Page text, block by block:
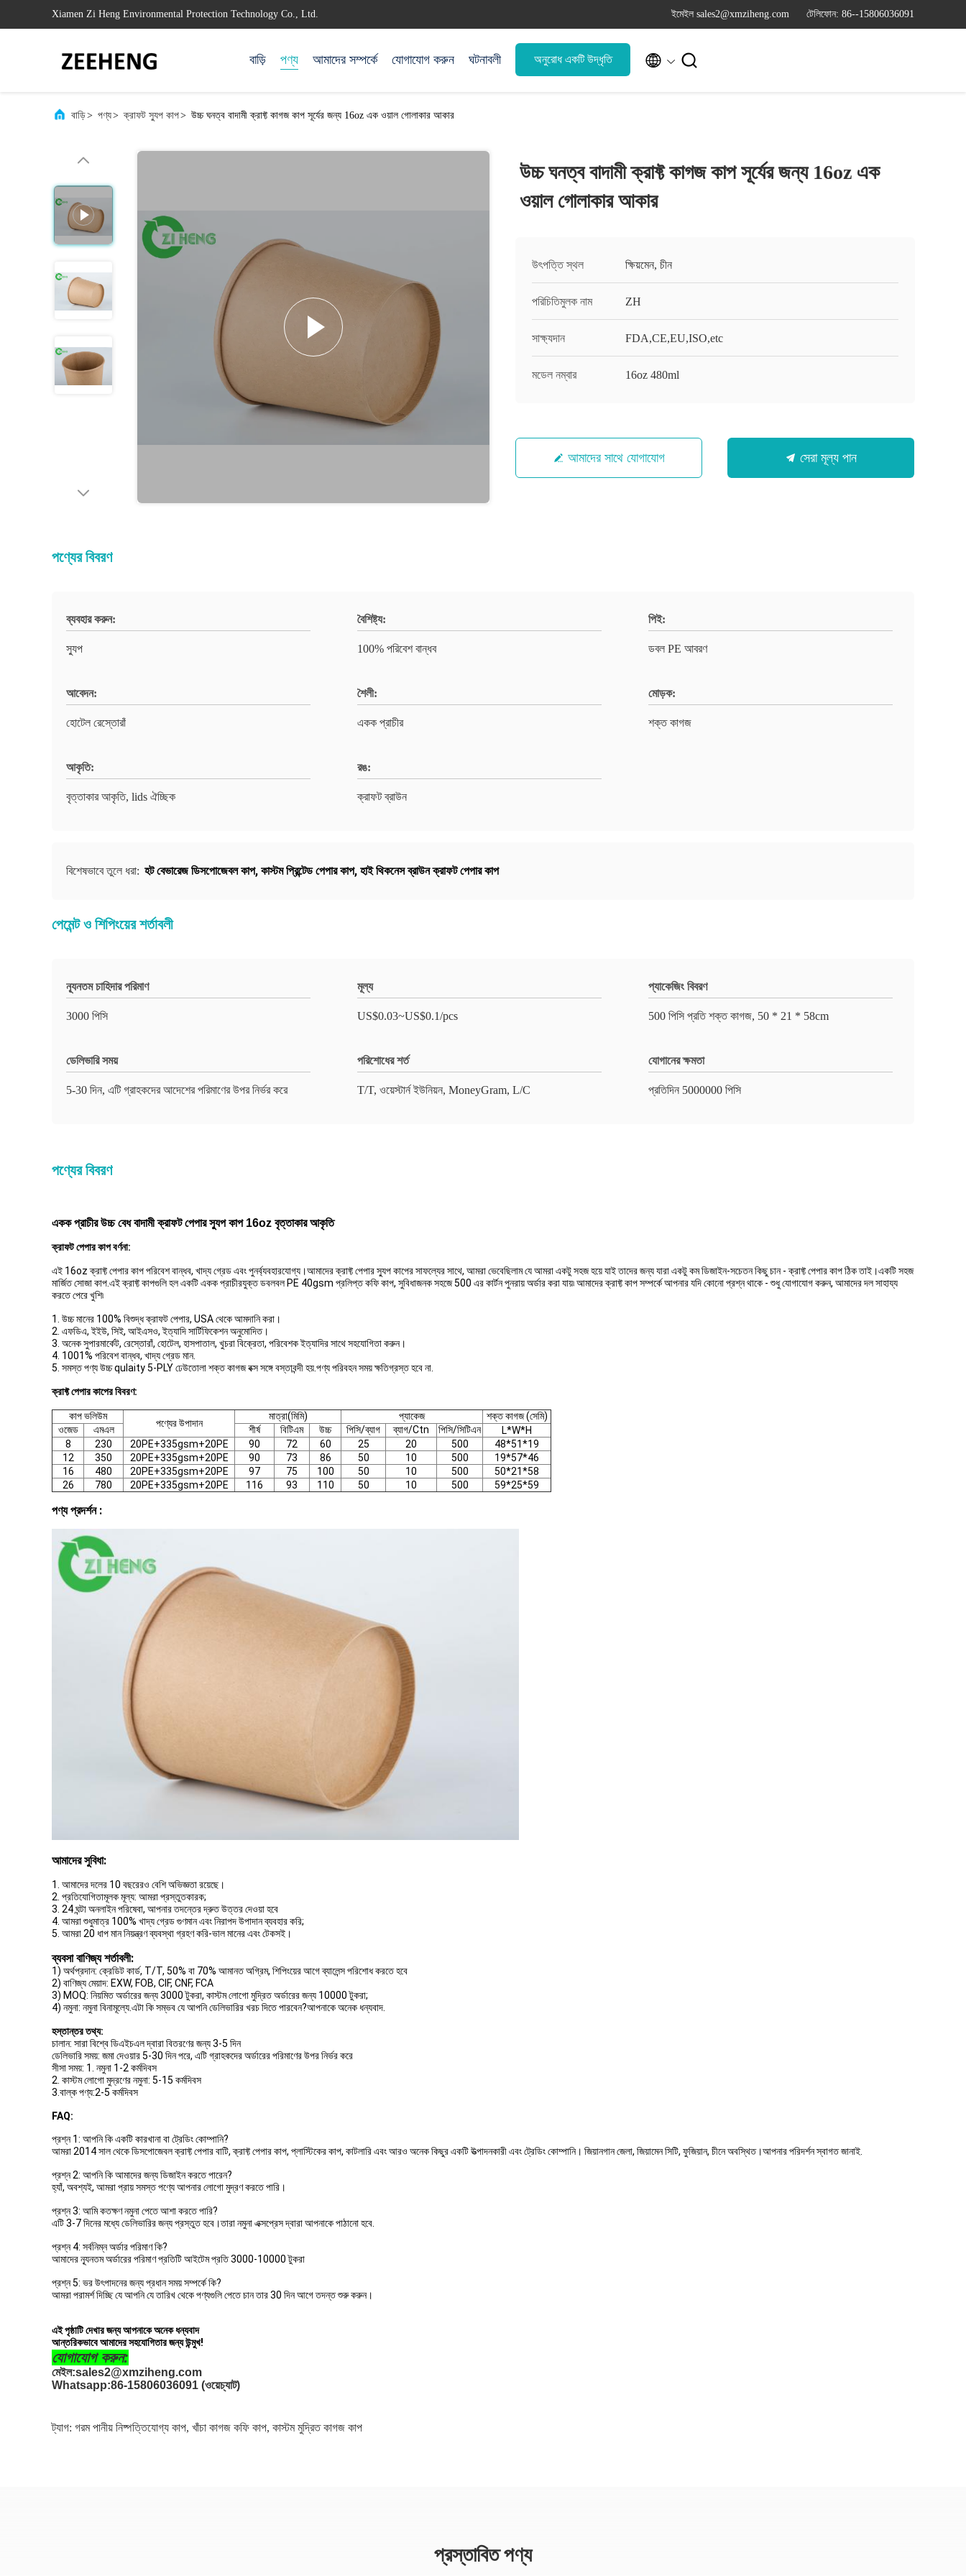
Xiamen Zi Heng Environmental Protection Technology Co., Ltd. ইমেইল sales2@xmziheng.com টেলিফোন: 86--15806036091
বাড়ি পণ্য আমাদের সম্পর্কে যোগাযোগ করুন ঘটনাবলী অনুরোধ একটি উদ্ধৃতি  
বাড়ি> পণ্য> ক্রাফট স্যুপ কাপ> উচ্চ ঘনত্ব বাদামী ক্রাফ্ট কাগজ কাপ সূর্যের জন্য 16oz এক ওয়াল গোলাকার আকার
উচ্চ ঘনত্ব বাদামী ক্রাফ্ট কাগজ কাপ সূর্যের জন্য 16oz এক
ওয়াল গোলাকার আকার
উৎপত্তি স্থল ক্ষিয়মেন, চীন
পরিচিতিমুলক নাম ZH
সাক্ষ্যদান FDA,CE,EU,ISO,etc
মডেল নম্বার 16oz 480ml
আমাদের সাথে যোগাযোগ সেরা মূল্য পান
পণ্যের বিবরণ
ব্যবহার করুন:
স্যুপ
বৈশিষ্ট্য:
100% পরিবেশ বান্ধব
পিই:
ডবল PE আবরণ
আবেদন:
হোটেল রেস্তোরাঁ
শৈলী:
একক প্রাচীর
মোড়ক:
শক্ত কাগজ
আকৃতি:
বৃত্তাকার আকৃতি, lids ঐচ্ছিক
রঙ:
ক্রাফট ব্রাউন
বিশেষভাবে তুলে ধরা: হট বেভারেজ ডিসপোজেবল কাপ, কাস্টম প্রিন্টেড পেপার কাপ, হাই থিকনেস ব্রাউন ক্রাফট পেপার কাপ
পেমেন্ট ও শিপিংয়ের শর্তাবলী
ন্যূনতম চাহিদার পরিমাণ
3000 পিসি
মূল্য
US$0.03~US$0.1/pcs
প্যাকেজিং বিবরণ
500 পিসি প্রতি শক্ত কাগজ, 50 * 21 * 58cm
ডেলিভারি সময়
5-30 দিন, এটি গ্রাহকদের আদেশের পরিমাণের উপর নির্ভর করে
পরিশোধের শর্ত
T/T, ওয়েস্টার্ন ইউনিয়ন, MoneyGram, L/C
যোগানের ক্ষমতা
প্রতিদিন 5000000 পিসি
পণ্যের বিবরণ
একক প্রাচীর উচ্চ বেধ বাদামী ক্রাফট পেপার স্যুপ কাপ 16oz বৃত্তাকার আকৃতি
ক্রাফট পেপার কাপ বর্ণনা:
এই 16oz ক্রাফ্ট পেপার কাপ পরিবেশ বান্ধব, খাদ্য গ্রেড এবং পুনর্ব্যবহারযোগ্য।আমাদের ক্রাফ্ট পেপার স্যুপ কাপের সাফল্যের সাথে, আমরা ভেবেছিলাম যে আমরা একটু সহজ হয়ে যাই তাদের জন্য যারা একটু কম ডিজাইন-সচেতন কিছু চান - ক্রাফ্ট পেপার কাপ ঠিক তাই।একটি সহজ
মার্জিত সোজা কাপ.এই ক্রাফ্ট কাপগুলি হল একটি একক প্রাচীরযুক্ত ডবলবল PE 40gsm প্রলিপ্ত কফি কাপ, সুবিধাজনক সহজে 500 এর কার্টন পুনরায় অর্ডার করা যায়৷ আমাদের ক্রাফ্ট কাপ সম্পর্কে আপনার যদি কোনো প্রশ্ন থাকে - শুধু যোগাযোগ করুন, আমাদের দল সাহায্য
করতে পেরে খুশি৷
1. উচ্চ মানের 100% বিশুদ্ধ ক্রাফট পেপার, USA থেকে আমদানি করা।
2. এফডিএ, ইইউ, সিই, আইএসও, ইত্যাদি সার্টিফিকেশন অনুমোদিত।
3. অনেক সুপারমার্কেট, রেস্তোরাঁ, হোটেল, হাসপাতাল, খুচরা বিক্রেতা, পরিবেশক ইত্যাদির সাথে সহযোগিতা করুন।
4. 1001% পরিবেশ বান্ধব, খাদ্য গ্রেড মান.
5. সমস্ত পণ্য উচ্চ qulaity 5-PLY ঢেউতোলা শক্ত কাগজ বক্স সঙ্গে বস্তাবন্দী হয়.পণ্য পরিবহন সময় ক্ষতিগ্রস্ত হবে না.
ক্রাফ্ট পেপার কাপের বিবরণ:
কাপ ভলিউম
পণ্যের উপাদান
মাত্রা(মিমি) প্যাকেজ
শক্ত কাগজ (সেমি)
ওজেড
এমএল শীর্ষ বিটিএম উচ্চ পিসি/ব্যাগ ব্যাগ/Ctn পিসি/সিটিএন
L*W*H
8
230 20PE+335gsm+20PE 90 72 60 25 20 500
48*51*19
12
350 20PE+335gsm+20PE 90 73 86 50 10 500
19*57*46
16
480 20PE+335gsm+20PE 97 75 100 50 10 500
50*21*58
26
780 20PE+335gsm+20PE 116 93 110 50 10 500 59*25*59
পণ্য প্রদর্শন :
আমাদের সুবিধা:
1. আমাদের দলের 10 বছরেরও বেশি অভিজ্ঞতা রয়েছে।
2. প্রতিযোগিতামূলক মূল্য: আমরা প্রস্তুতকারক;
3. 24 ঘন্টা অনলাইন পরিষেবা, আপনার তদন্তের দ্রুত উত্তর দেওয়া হবে
4. আমরা শুধুমাত্র 100% খাদ্য গ্রেড গুণমান এবং নিরাপদ উপাদান ব্যবহার করি;
5. আমরা 20 ধাপ মান নিয়ন্ত্রণ ব্যবস্থা গ্রহণ করি-ভাল মানের এবং টেকসই।
ব্যবসা বাণিজ্য শর্তাবলী:
1) অর্থপ্রদান: ক্রেডিট কার্ড, T/T, 50% বা 70% আমানত অগ্রিম, শিপিংয়ের আগে ব্যালেন্স পরিশোধ করতে হবে
2) বাণিজ্য মেয়াদ: EXW, FOB, CIF, CNF, FCA
3) MOQ: নিয়মিত অর্ডারের জন্য 3000 টুকরা, কাস্টম লোগো মুদ্রিত অর্ডারের জন্য 10000 টুকরা;
4) নমুনা: নমুনা বিনামূল্যে.এটা কি সম্ভব যে আপনি ডেলিভারির খরচ দিতে পারবেন?আপনাকে অনেক ধন্যবাদ.
হস্তান্তর তথ্য:
চালান: সারা বিশ্বে ডিএইচএল দ্বারা বিতরণের জন্য 3-5 দিন
ডেলিভারি সময়: জমা দেওয়ার 5-30 দিন পরে, এটি গ্রাহকদের অর্ডারের পরিমাণের উপর নির্ভর করে
সীসা সময়: 1. নমুনা 1-2 কর্মদিবস
2. কাস্টম লোগো মুদ্রণের নমুনা: 5-15 কর্মদিবস
3.বাল্ক পণ্য:2-5 কর্মদিবস
FAQ:
প্রশ্ন 1: আপনি কি একটি কারখানা বা ট্রেডিং কোম্পানি?
আমরা 2014 সাল থেকে ডিসপোজেবল ক্রাফ্ট পেপার বাটি, ক্রাফ্ট পেপার কাপ, প্লাস্টিকের কাপ, কাটলারি এবং আরও অনেক কিছুর একটি উত্পাদনকারী এবং ট্রেডিং কোম্পানি। জিয়ানগান জেলা, জিয়ামেন সিটি, ফুজিয়ান, চীনে অবস্থিত।আপনার পরিদর্শন স্বাগত জানাই.
প্রশ্ন 2: আপনি কি আমাদের জন্য ডিজাইন করতে পারেন?
হ্যাঁ, অবশ্যই, আমরা প্রায় সমস্ত পণ্যে আপনার লোগো মুদ্রণ করতে পারি।
প্রশ্ন 3: আমি কতক্ষণ নমুনা পেতে আশা করতে পারি?
এটি 3-7 দিনের মধ্যে ডেলিভারির জন্য প্রস্তুত হবে।তারা নমুনা এক্সপ্রেস দ্বারা আপনাকে পাঠানো হবে.
প্রশ্ন 4: সর্বনিম্ন অর্ডার পরিমাণ কি?
আমাদের ন্যূনতম অর্ডারের পরিমাণ প্রতিটি আইটেম প্রতি 3000-10000 টুকরা
প্রশ্ন 5: ভর উৎপাদনের জন্য প্রধান সময় সম্পর্কে কি?
আমরা পরামর্শ দিচ্ছি যে আপনি যে তারিখ থেকে পণ্যগুলি পেতে চান তার 30 দিন আগে তদন্ত শুরু করুন।
এই পৃষ্ঠাটি দেখার জন্য আপনাকে অনেক ধন্যবাদ
আন্তরিকভাবে আমাদের সহযোগিতার জন্য উন্মুখ!
যোগাযোগ করুন:
মেইল:sales2@xmziheng.com
Whatsapp:86-15806036091 (ওয়েচ্যাট)
ট্যাগ: গরম পানীয় নিষ্পত্তিযোগ্য কাপ, খাঁচা কাগজ কফি কাপ, কাস্টম মুদ্রিত কাগজ কাপ
প্রস্তাবিত পণ্য